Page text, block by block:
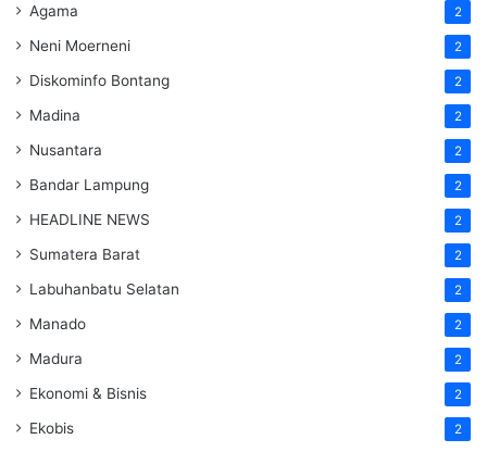
Agama 2
Neni Moerneni 2
Diskominfo Bontang 2
Madina 2
Nusantara 2
Bandar Lampung 2
HEADLINE NEWS 2
Sumatera Barat 2
Labuhanbatu Selatan 2
Manado 2
Madura 2
Ekonomi & Bisnis 2
Ekobis 2